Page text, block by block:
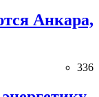
Анкара,
336